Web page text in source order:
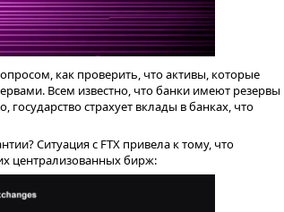
как проверить, что активы, которые
Всем известно, что банки имеют резервы
государство страхует вклады в банках, что
Ситуация с FTX привела к тому, что
централизованных бирж: